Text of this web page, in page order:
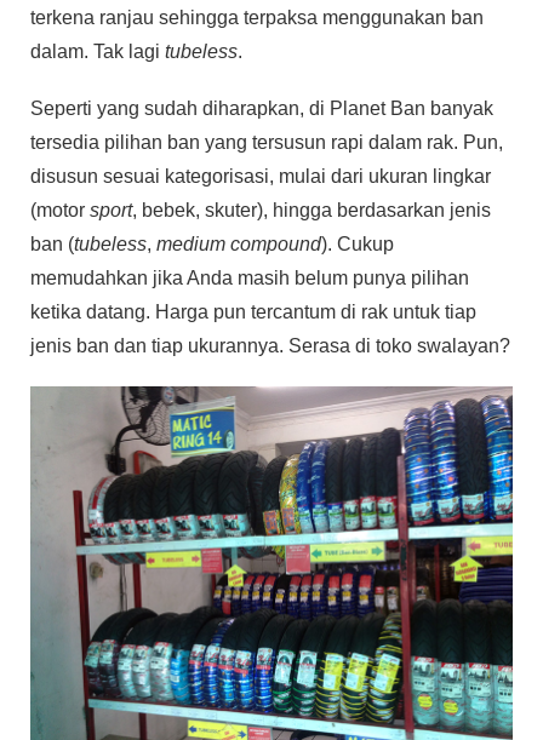
terkena ranjau sehingga terpaksa menggunakan ban
dalam. Tak lagi tubeless.
Seperti yang sudah diharapkan, di Planet Ban banyak
tersedia pilihan ban yang tersusun rapi dalam rak. Pun,
disusun sesuai kategorisasi, mulai dari ukuran lingkar
(motor sport, bebek, skuter), hingga berdasarkan jenis
ban (tubeless, medium compound). Cukup
memudahkan jika Anda masih belum punya pilihan
ketika datang. Harga pun tercantum di rak untuk tiap
jenis ban dan tiap ukurannya. Serasa di toko swalayan?